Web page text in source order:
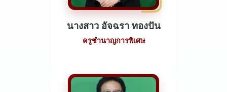
นางสาว อัจฉรา ทองปัน
ครูชำนาญการพิเศษ